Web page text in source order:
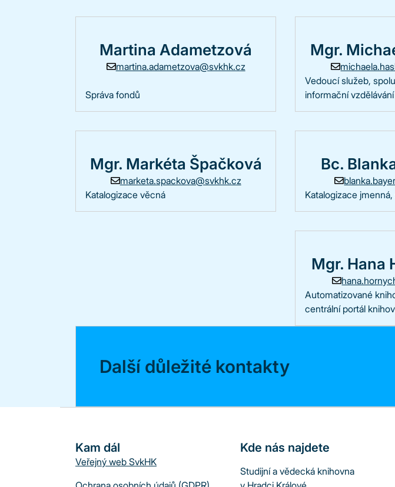
Martina Adametzová
martina.adametzova@svkhk.cz
Správa fondů
Mgr.
Vedoucí služeb,
informační vzdělávání
Mgr. Markéta Špačková
marketa.spackova@svkhk.cz
Katalogizace věcná
Bc.
Katalogizace
Mgr. Hana
Automatizované
centrální portál
Další důležité kontakty
Kam dál
Veřejný web SvkHK
Kde nás najdete
Studijní a vědecká knihovna